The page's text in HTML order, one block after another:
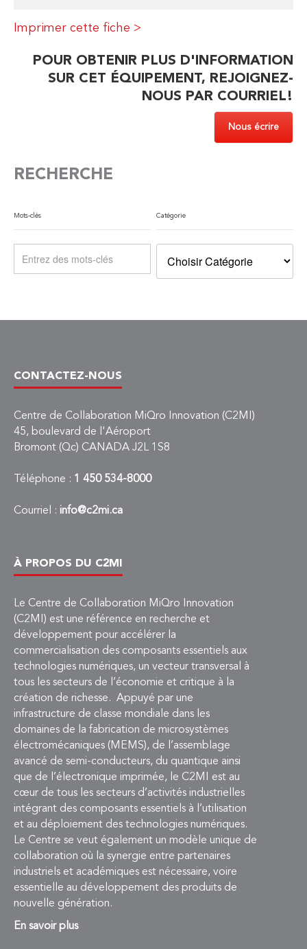
Imprimer cette fiche >
POUR OBTENIR PLUS D'INFORMATION
SUR CET ÉQUIPEMENT, REJOIGNEZ-
NOUS PAR COURRIEL!
Nous écrire
RECHERCHE
Mots-clés Catégorie
CONTACTEZ-NOUS
Centre de Collaboration MiQro Innovation (C2MI)
45, boulevard de l'Aéroport
Bromont (Qc) CANADA J2L 1S8
Téléphone : 1 450 534-8000
Courriel : info@c2mi.ca
À PROPOS DU C2MI
Le Centre de Collaboration MiQro Innovation
(C2MI) est une référence en recherche et
développement pour accélérer la
commercialisation des composants essentiels aux
technologies numériques, un vecteur transversal à
tous les secteurs de l’économie et critique à la
création de richesse. Appuyé par une
infrastructure de classe mondiale dans les
domaines de la fabrication de microsystèmes
électromécaniques (MEMS), de l’assemblage
avancé de semi-conducteurs, du quantique ainsi
que de l’électronique imprimée, le C2MI est au
cœur de tous les secteurs d’activités industrielles
intégrant des composants essentiels à l’utilisation
et au déploiement des technologies numériques.
Le Centre se veut également un modèle unique de
collaboration où la synergie entre partenaires
industriels et académiques est nécessaire, voire
essentielle au développement des produits de
nouvelle génération.
En savoir plus